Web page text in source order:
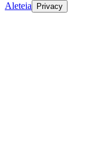
Aleteia
Privacy